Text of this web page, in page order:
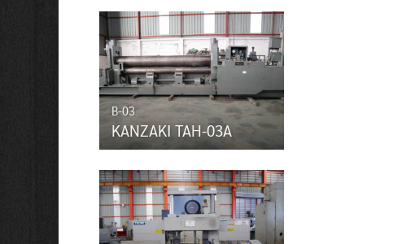
B-03
KANZAKI TAH-03A